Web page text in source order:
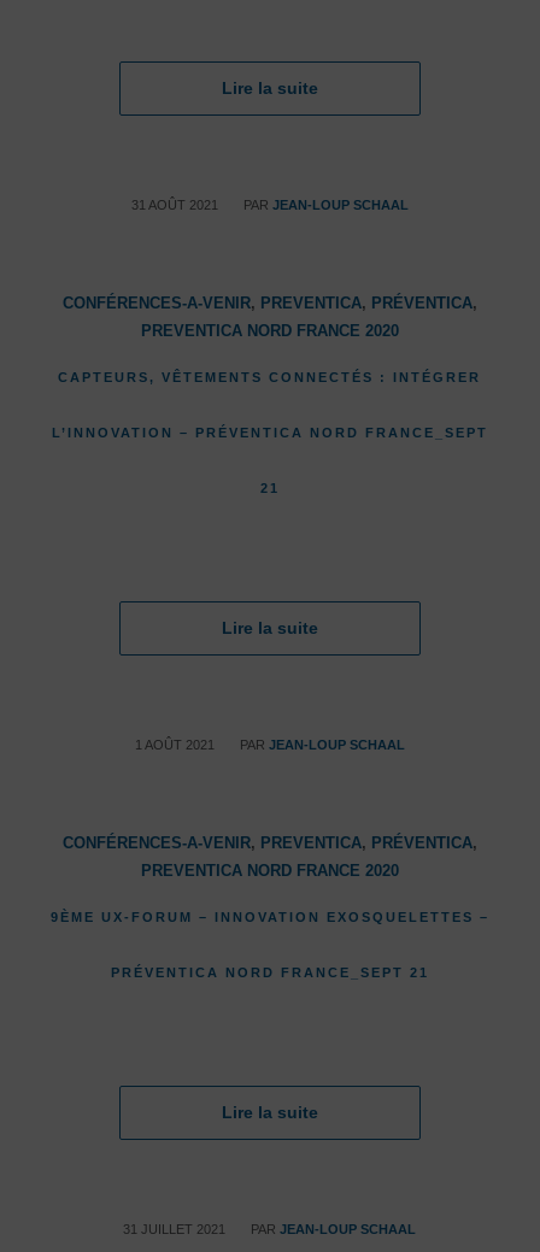
Lire la suite
31 AOÛT 2021
/ PAR JEAN-LOUP SCHAAL
CONFÉRENCES-A-VENIR, PREVENTICA, PRÉVENTICA,
PREVENTICA NORD FRANCE 2020
CAPTEURS, VÊTEMENTS CONNECTÉS : INTÉGRER
L’INNOVATION – PRÉVENTICA NORD FRANCE_SEPT
21
Lire la suite
1 AOÛT 2021
/ PAR JEAN-LOUP SCHAAL
CONFÉRENCES-A-VENIR, PREVENTICA, PRÉVENTICA,
PREVENTICA NORD FRANCE 2020
9ÈME UX-FORUM – INNOVATION EXOSQUELETTES –
PRÉVENTICA NORD FRANCE_SEPT 21
Lire la suite
31 JUILLET 2021
/ PARJEAN-LOUP SCHAAL